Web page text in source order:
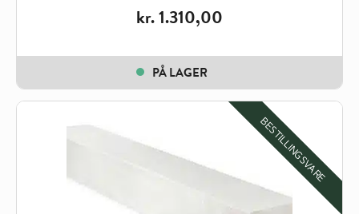
kr.1.310,00
PÅ LAGER
BESTILLINGSVARE